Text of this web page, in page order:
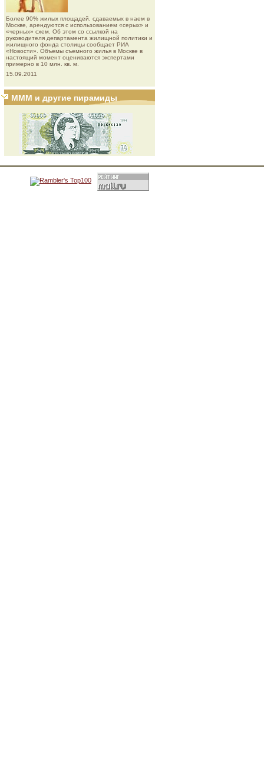
Более 90% жилых площадей, сдаваемых в наем в
Москве, арендуются с использованием «серых» и
«черных» схем. Об этом со ссылкой на
руководителя департамента жилищной политики и
жилищного фонда столицы сообщает РИА
«Новости». Объемы съемного жилья в Москве в
настоящий момент оцениваются экспертами
примерно в 10 млн. кв. м.
15.09.2011
МММ и другие пирамиды